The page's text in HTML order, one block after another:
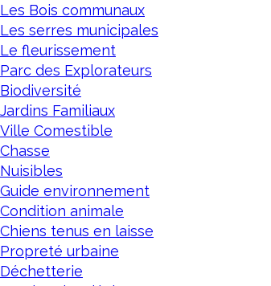
Les Bois communaux
Les serres municipales
Le fleurissement
Parc des Explorateurs
Biodiversité
Jardins Familiaux
Ville Comestible
Chasse
Nuisibles
Guide environnement
Condition animale
Chiens tenus en laisse
Propreté urbaine
Déchetterie